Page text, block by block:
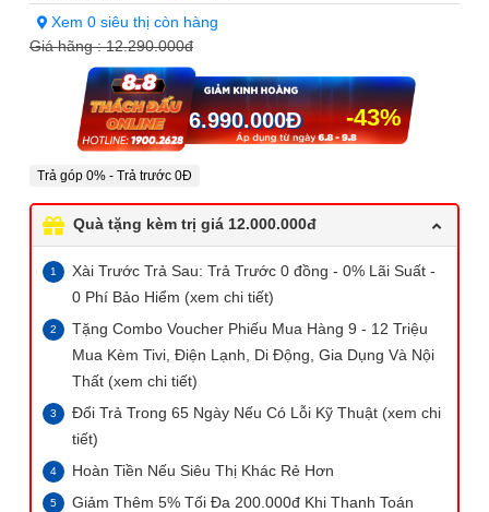
Xem 0 siêu thị còn hàng
Giá hãng :12.290.000đ
-43%
6.990.000Đ
Trả góp 0% - Trả trước 0Đ
Quà tặng kèm trị giá 12.000.000đ
Xài Trước Trả Sau: Trả Trước 0 đồng - 0% Lãi Suất -
0 Phí Bảo Hiểm (xem chi tiết)
Tặng Combo Voucher Phiếu Mua Hàng 9 - 12 Triệu
Mua Kèm Tivi, Điện Lạnh, Di Động, Gia Dụng Và Nội
Thất (xem chi tiết)
Đổi Trả Trong 65 Ngày Nếu Có Lỗi Kỹ Thuật (xem chi
tiết)
Hoàn Tiền Nếu Siêu Thị Khác Rẻ Hơn
Giảm Thêm 5% Tối Đa 200.000đ Khi Thanh Toán